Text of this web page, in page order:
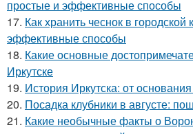
простые и эффективные способы
17. Как хранить чеснок в
эффективные способы
18. Какие основные
Иркутске
19. История Иркутска: от
20. Посадка клубники в августе:
21. Какие необычные факты о